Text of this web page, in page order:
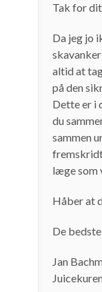
Tak for
Da jeg jo
altid at
på den
Dette er i
du
sammen
læge som
Håber at
De
Jan